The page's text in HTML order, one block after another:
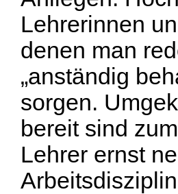
Lehrerinnen
denen man
„anständig
sorgen.
bereit sind
Lehrer ernst